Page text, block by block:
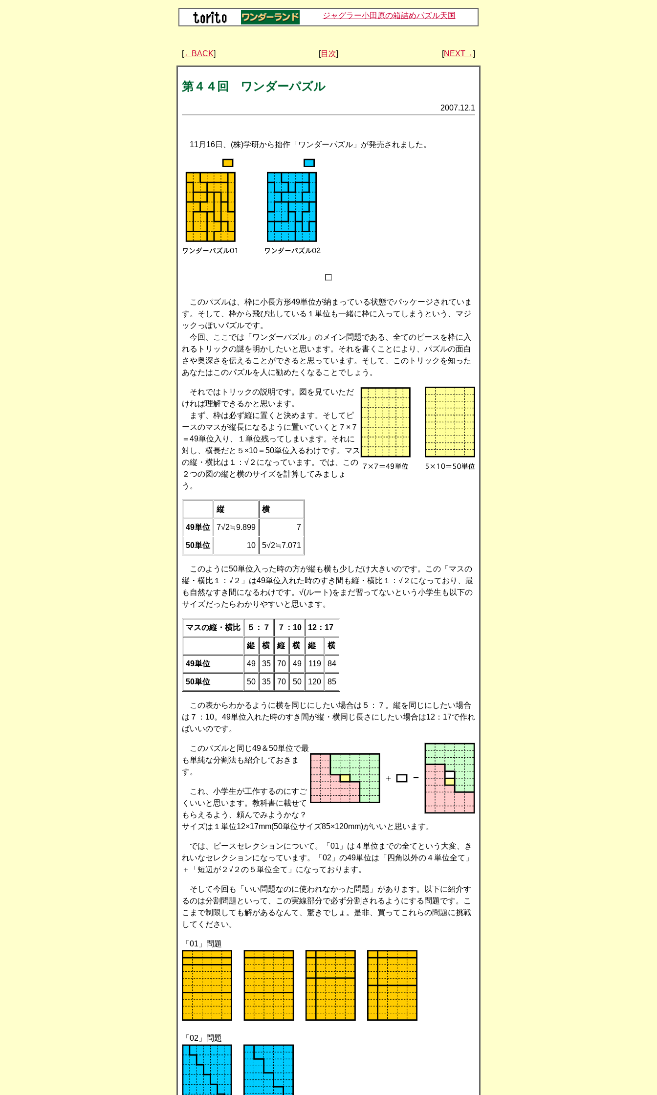
ジャグラー小田原の箱詰めパズル天国
[←BACK] [目次] [NEXT→]
第４４回 ワンダーパズル
2007.12.1
11月16日、(株)学研から拙作「ワンダーパズル」が発売されました。
このパズルは、枠に小長方形49単位が納まっている状態でパッケージされていま
す。そして、枠から飛び出している１単位も一緒に枠に入ってしまうという、マジ
ックっぽいパズルです。
今回、ここでは「ワンダーパズル」のメイン問題である、全てのピースを枠に入
れるトリックの謎を明かしたいと思います。それを書くことにより、パズルの面白
さや奥深さを伝えることができると思っています。そして、このトリックを知った
あなたはこのパズルを人に勧めたくなることでしょう。
それではトリックの説明です。図を見ていただ
ければ理解できるかと思います。
まず、枠は必ず縦に置くと決めます。そしてピ
ースのマスが縦長になるように置いていくと７×７
＝49単位入り、１単位残ってしまいます。それに
対し、横長だと５×10＝50単位入るわけです。マス
の縦・横比は１：√２になっています。では、この
２つの図の縦と横のサイズを計算してみましょ
う。
縦 横
49単位 7√2≒9.899 7
50単位 10 5√2≒7.071
このように50単位入った時の方が縦も横も少しだけ大きいのです。この「マスの
縦・横比１：√２」は49単位入れた時のすき間も縦・横比１：√２になっており、最
も自然なすき間になるわけです。√(ルート)をまだ習ってないという小学生も以下の
サイズだったらわかりやすいと思います。
マスの縦・横比 ５：７ ７：10 12：17
縦 横 縦 横 縦 横
49単位 49 35 70 49 119 84
50単位 50 35 70 50 120 85
この表からわかるように横を同じにしたい場合は５：７。縦を同じにしたい場合
は７：10。49単位入れた時のすき間が縦・横同じ長さにしたい場合は12：17で作れ
ばいいのです。
このパズルと同じ49＆50単位で最
も単純な分割法も紹介しておきま
す。
これ、小学生が工作するのにすご
くいいと思います。教科書に載せて
もらえるよう、頼んでみようかな？
サイズは１単位12×17mm(50単位サイズ85×120mm)がいいと思います。
では、ピースセレクションについて。「01」は４単位までの全てという大変、き
れいなセレクションになっています。「02」の49単位は「四角以外の４単位全て」
＋「短辺が２√２の５単位全て」になっております。
そして今回も「いい問題なのに使われなかった問題」があります。以下に紹介す
るのは分割問題といって、この実線部分で必ず分割されるようにする問題です。こ
こまで制限しても解があるなんて、驚きでしょ。是非、買ってこれらの問題に挑戦
してください。
「01」問題
「02」問題